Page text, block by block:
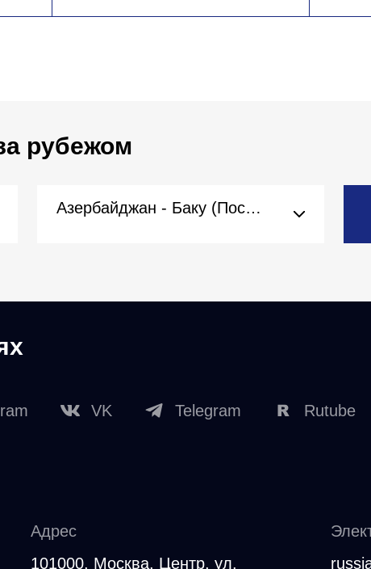
рубежом
Азербайджан - Баку (Посольство)
VK Telegram Rutube
Адрес
101000, Москва, Центр, ул.